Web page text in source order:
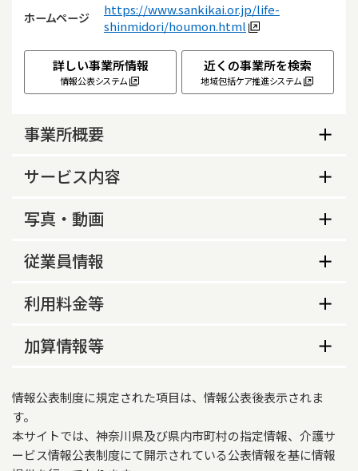
ホームページ
https://www.sankikai.or.jp/life-
shinmidori/houmon.html
詳しい事業所情報
情報公表システム
近くの事業所を検索
地域包括ケア推進システム
事業所概要
事業所概要
あり
営業時間（平日）
営業時間（土曜）
9時00分～17時30分
営業時間（祝日）
9時00分～17時30分
サービス内容
サービス内容
横浜市緑区、横浜市旭区、横浜市青葉区
サービス提供時間（平日）
サービス提供時間（土曜）
写真・動画
事業所の特色等
当施設に入所されている利用者様で在宅復帰を目
リハビリテーション担当セラピストも一緒にリハ
居宅訪問に同行します。そこで自宅へ退所するた
問リハビリテーションの内容について説明をする
ことにより円滑で安心した在宅復帰へのお手伝い
従業員情報
従業員数
理学療法士 0
作業療法士 2 0
利用料金等
利用料金等
なし
加算情報等
2026年06月01日
情報公表制度に規定された項目は、情報公表後表示されま
す。
本サイトでは、神奈川県及び県内市町村の指定情報、介護サ
ービス情報公表制度にて開示されている公表情報を基に情報